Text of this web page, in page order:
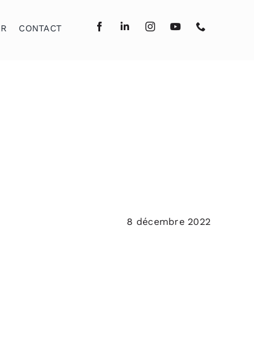
CONTACT
8 décembre 2022